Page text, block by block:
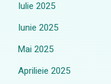
Iulie 2025
Iunie 2025
Mai 2025
Aprilieie 2025